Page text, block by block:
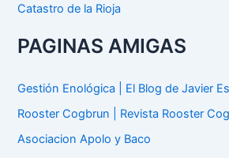
Catastro de la Rioja
PAGINAS AMIGAS
Gestión Enológica | El Blog de Javier
Rooster Cogbrun | Revista Rooster
Asociacion Apolo y Baco